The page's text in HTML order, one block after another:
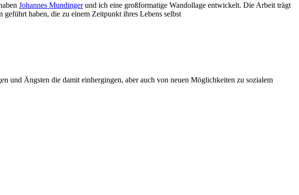
Johannes Mundingerund ich eine großformatige Wandollage entwickelt. Die Arbeit trägt
geführt haben, die zu einem Zeitpunkt ihres Lebens selbst
und Ängsten die damit einhergingen, aber auch von neuen Möglichkeiten zu sozialem